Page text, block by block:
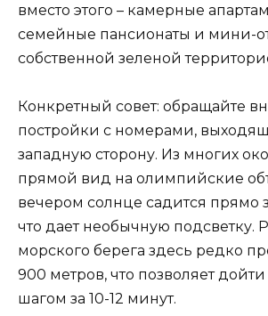
вместо этого – камерные
семейные пансионаты и мини-
собственной зеленой
Конкретный совет: обращайте
постройки с номерами,
западную сторону. Из многих
прямой вид на олимпийские
вечером солнце садится прямо
что дает необычную подсветку.
морского берега здесь редко
900 метров, что позволяет
шагом за 10-12 минут.